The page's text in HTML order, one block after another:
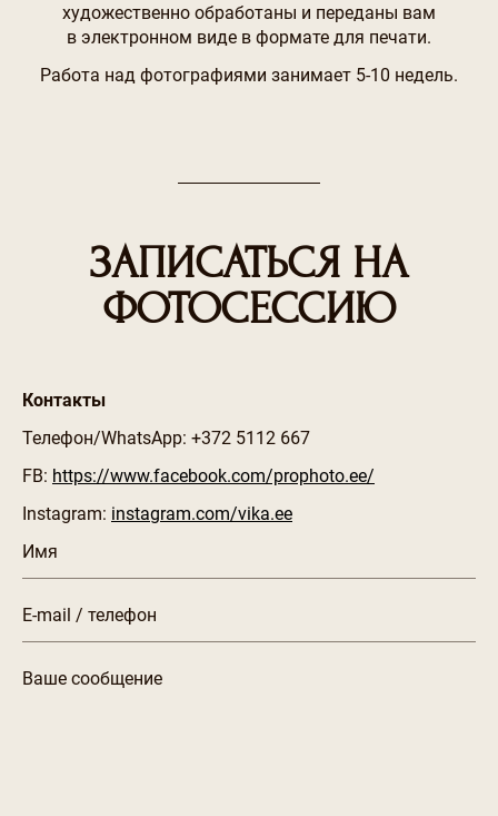
художественно обработаны и переданы вам
в электронном виде в формате для печати.
Работа над фотографиями занимает 5-10 недель.
ЗАПИСАТЬСЯ НА
ФОТОСЕССИЮ
Контакты
Телефон/WhatsApp: +372 5112 667
FB: https://www.facebook.com/prophoto.ee/
Instagram: instagram.com/vika.ee